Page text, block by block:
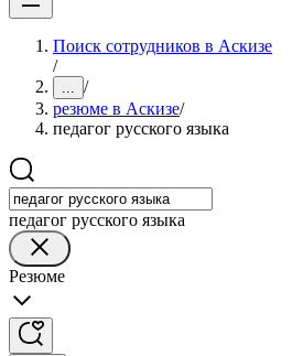
Поиск сотрудников в Аскизе
/
... /
резюме в Аскизе/
педагог русского языка
педагог русского языка
Резюме